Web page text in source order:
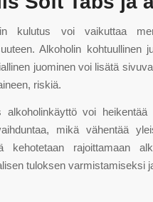
kulutus voi vaikuttaa
Alkoholin kohtuullinen
juominen voi lisätä
riskiä.
alkoholinkäyttö voi
mikä vähentää
kehotetaan rajoittamaan
tuloksen varmistamiseksi